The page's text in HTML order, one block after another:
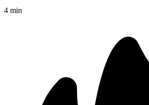
4 min